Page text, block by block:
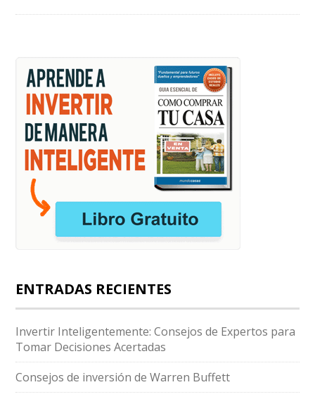
ENTRADAS RECIENTES
Invertir Inteligentemente: Consejos de Expertos para
Tomar Decisiones Acertadas
Consejos de inversión de Warren Buffett